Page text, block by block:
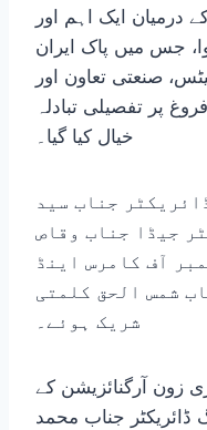
درمیان ایک اہم اور
جس میں پاک ایران
صنعتی تعاون اور
پر تفصیلی تبادلہ
خیال کیا گیا۔
جناب سید
جیڈا جناب وقاص
آف کامرس اینڈ
شمس الحق کلمتی
شریک ہوئے۔
زون آرگنائزیشن کے
ڈائریکٹر جناب محمد